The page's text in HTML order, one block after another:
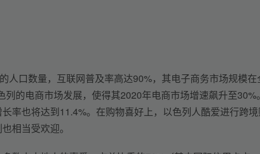
人口数量，互联网普及率高达90%，其电子商务市场规模在
的电商市场发展，使得其2020年电商市场增速飙升至30%。
率也将达到11.4%。在购物喜好上，以色列人酷爱进行跨
相当受欢迎。